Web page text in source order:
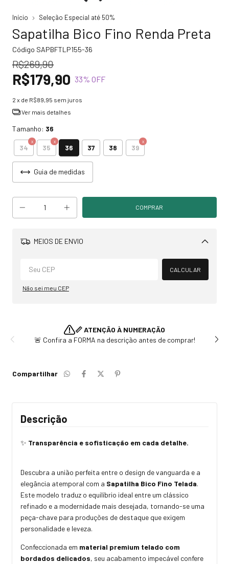
Início Seleção Especial até 50%
Sapatilha Bico Fino Renda Preta
Código SAPBFTLP155-36
R$269,90
R$179,90 33% OFF
2 x de R$89,95 sem juros
Ver mais detalhes
Tamanho: 36
34 35 36 37 38 39
Guia de medidas
MEIOS DE ENVIO
Alterar CEP
CALCULAR
Não sei meu CEP
📏 ATENÇÃO À NUMERAÇÃO
🚨 Confira a FORMA na descrição antes de comprar!
Compartilhar
Descrição
✨ Transparência e sofisticação em cada detalhe.
Descubra a união perfeita entre o design de vanguarda e a
elegância atemporal com a Sapatilha Bico Fino Telada.
Este modelo traduz o equilíbrio ideal entre um clássico
refinado e a modernidade mais desejada, tornando-se uma
peça-chave para produções de destaque que exigem
personalidade e leveza.
Confeccionada em material premium telado com
bordados delicados, seu acabamento impecável confere